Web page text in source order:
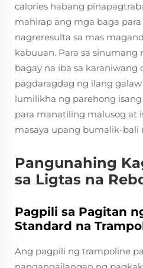
calories habang
mahirap ang mga baga
nagreresulta sa mas
kabuuan. Para sa sinumang
bagay na iba sa karaniwang
pagdaragdag ng ilang
lumilikha ng parehong
para manatiling malusog at
masaya upang bumalik-
Pangunahing
sa Ligtas na
Pagpili sa Pagitan
Standard na
Ang pagpili ng trampoline